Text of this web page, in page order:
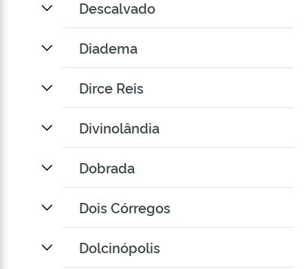
Descalvado
Diadema
Dirce Reis
Divinolândia
Dobrada
Dois Córregos
Dolcinópolis